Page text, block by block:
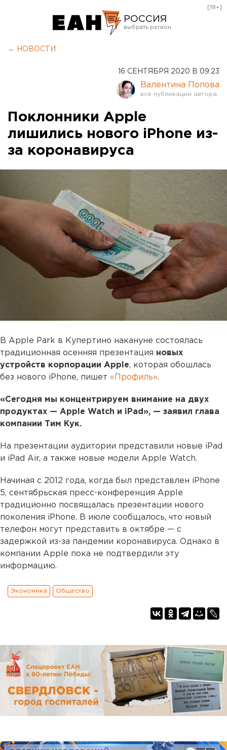
РОССИЯ
Курган
Оренбург
[18+]
← НОВОСТИ
16 СЕНТЯБРЯ 2020 В 09:23
Валентина Попова
Поклонники Apple
лишились нового iPhone из-
за коронавируса
В Apple Park в Купертино накануне состоялась
традиционная осенняя презентация новых
устройств корпорации Apple, которая обошлась
без нового iPhone, пишет «Профиль».
«Сегодня мы концентрируем внимание на двух
продуктах — Apple Watch и iPad», — заявил глава
компании Тим Кук.
На презентации аудитории представили новые iPad
и iPad Air, а также новые модели Apple Watch.
Начиная с 2012 года, когда был представлен iPhone
5, сентябрьская пресс-конференция Apple
традиционно посвящалась презентации нового
поколения iPhone. В июле сообщалось, что новый
телефон могут представить в октябре — с
задержкой из-за пандемии коронавируса. Однако в
компании Apple пока не подтвердили эту
информацию.
Экономика Общество